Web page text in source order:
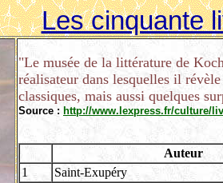
Les cinquante
"Le musée de la littérature de
réalisateur dans lesquelles il
classiques, mais aussi quelques
Source : http://www.lexpress.fr/culture/
Auteur
1
Saint-Exupéry